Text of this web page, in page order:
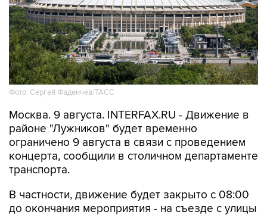
Фото: Сергей Фадеичев/ТАСС
Москва. 9 августа. INTERFAX.RU - Движение в
ограничено 9 августа в связи с проведением
концерта, сообщили в столичном департаменте
транспорта.
В частности, движение будет закрыто с 08:00
Хамовнический Вал на улицу Доватора; с 15:00
до окончания мероприятия - на участках улиц